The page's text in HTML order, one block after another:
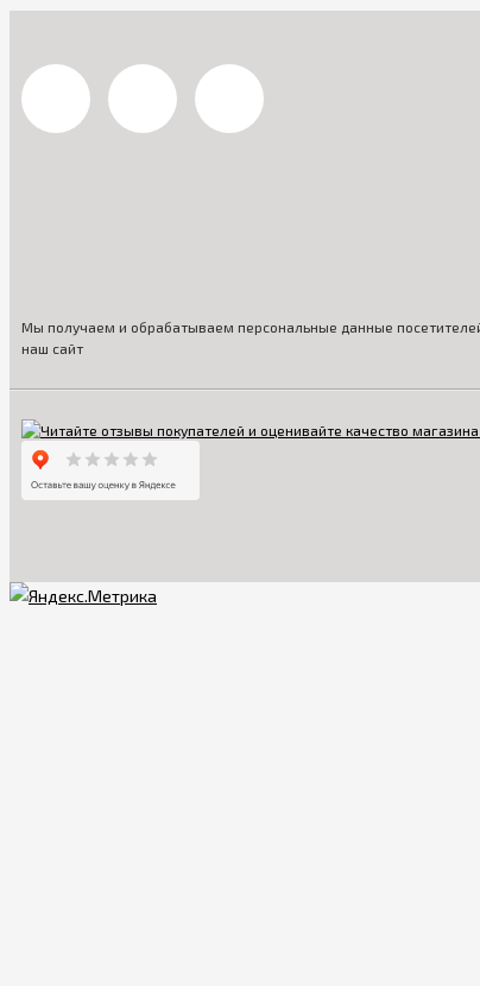
Мы получаем и обрабатываем персональные данные
наш сайт